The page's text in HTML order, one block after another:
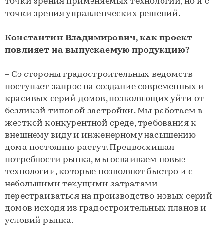
точки зрения управленческих решений.
Константин Владимирович, как проект
повлияет на выпускаемую продукцию?
– Со стороны градостроительных ведомств
поступает запрос на создание современных и
красивых серий домов, позволяющих уйти от
безликой типовой застройки. Мы работаем в
жесткой конкурентной среде, требования к
внешнему виду и инженерному насыщению
дома постоянно растут. Предвосхищая
потребности рынка, мы осваиваем новые
технологии, которые позволяют быстро и с
небольшими текущими затратами
перестраиваться на производство новых серий
домов исходя из градостроительных планов и
условий рынка.